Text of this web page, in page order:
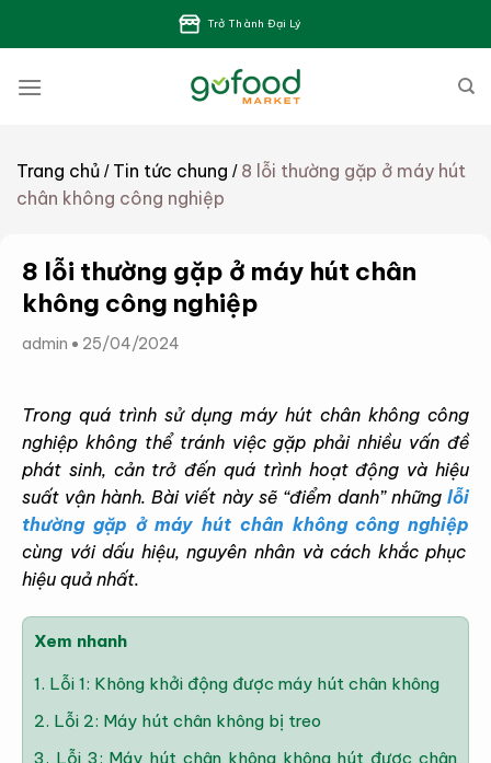
dung
Trở Thành Đại Lý
Trang chủ / Tin tức chung / 8 lỗi thường gặp ở máy hút
chân không công nghiệp
8 lỗi thường gặp ở máy hút chân
không công nghiệp
admin 25/04/2024
Trong quá trình sử dụng máy hút chân không công
nghiệp không thể tránh việc gặp phải nhiều vấn đề
phát sinh, cản trở đến quá trình hoạt động và hiệu
suất vận hành. Bài viết này sẽ “điểm danh” những lỗi
thường gặp ở máy hút chân không công nghiệp
cùng với dấu hiệu, nguyên nhân và cách khắc phục
hiệu quả nhất.
Xem nhanh
1. Lỗi 1: Không khởi động được máy hút chân không
2. Lỗi 2: Máy hút chân không bị treo
3. Lỗi 3: Máy hút chân không không hút được chân